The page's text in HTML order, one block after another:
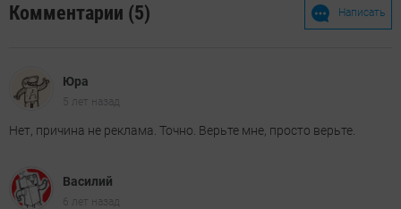
Комментарии (5) Написать
Юра
5 лет назад
Нет, причина не реклама. Точно. Верьте мне, просто верьте.
Василий
6 лет назад